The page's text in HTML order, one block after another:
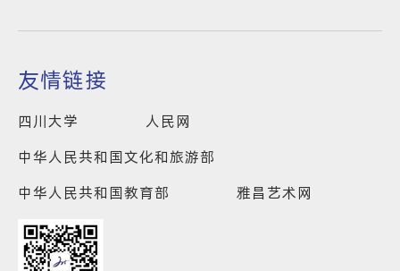
友情链接
四川大学
人民网
中华人民共和国文化和旅游部
中华人民共和国教育部
雅昌艺术网